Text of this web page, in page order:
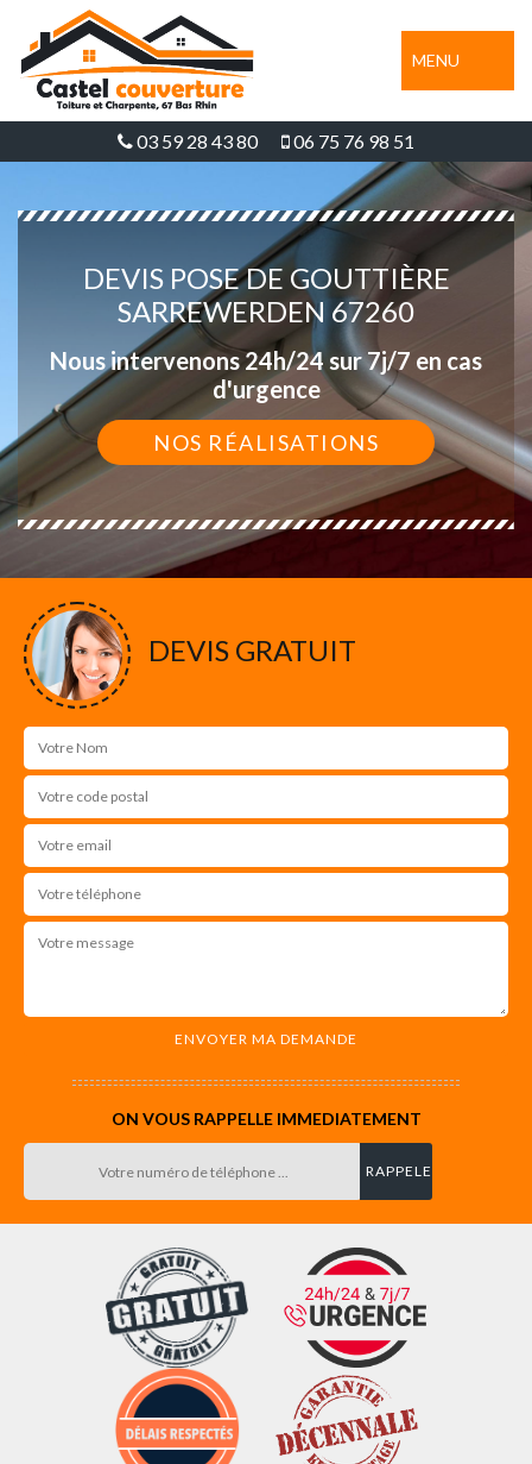
MENU
03 59 28 43 80 06 75 76 98 51
DEVIS POSE DE GOUTTIÈRE
SARREWERDEN 67260
Nous intervenons 24h/24 sur 7j/7 en cas
d'urgence
NOS RÉALISATIONS
DEVIS GRATUIT
ON VOUS RAPPELLE IMMEDIATEMENT